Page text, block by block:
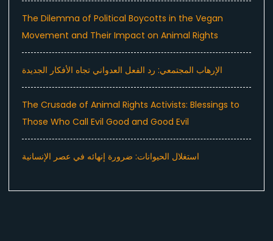
The Dilemma of Political Boycotts in the Vegan
Movement and Their Impact on Animal Rights
الإرهاب المجتمعي: رد الفعل العدواني تجاه الأفكار الجديدة
The Crusade of Animal Rights Activists: Blessings to
Those Who Call Evil Good and Good Evil
استغلال الحيوانات: ضرورة إنهائه في عصر الإنسانية